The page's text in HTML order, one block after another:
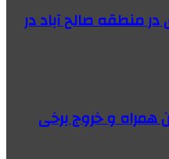
منطقه صالح آباد در
همراه و خروج برخی